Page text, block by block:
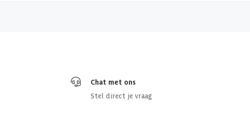
Chat met ons
Stel direct je vraag